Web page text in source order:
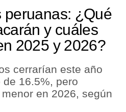
peruanas: ¿Qué
y cuáles
2025 y 2026?
cerrarían este año
16.5%, pero
en 2026, según